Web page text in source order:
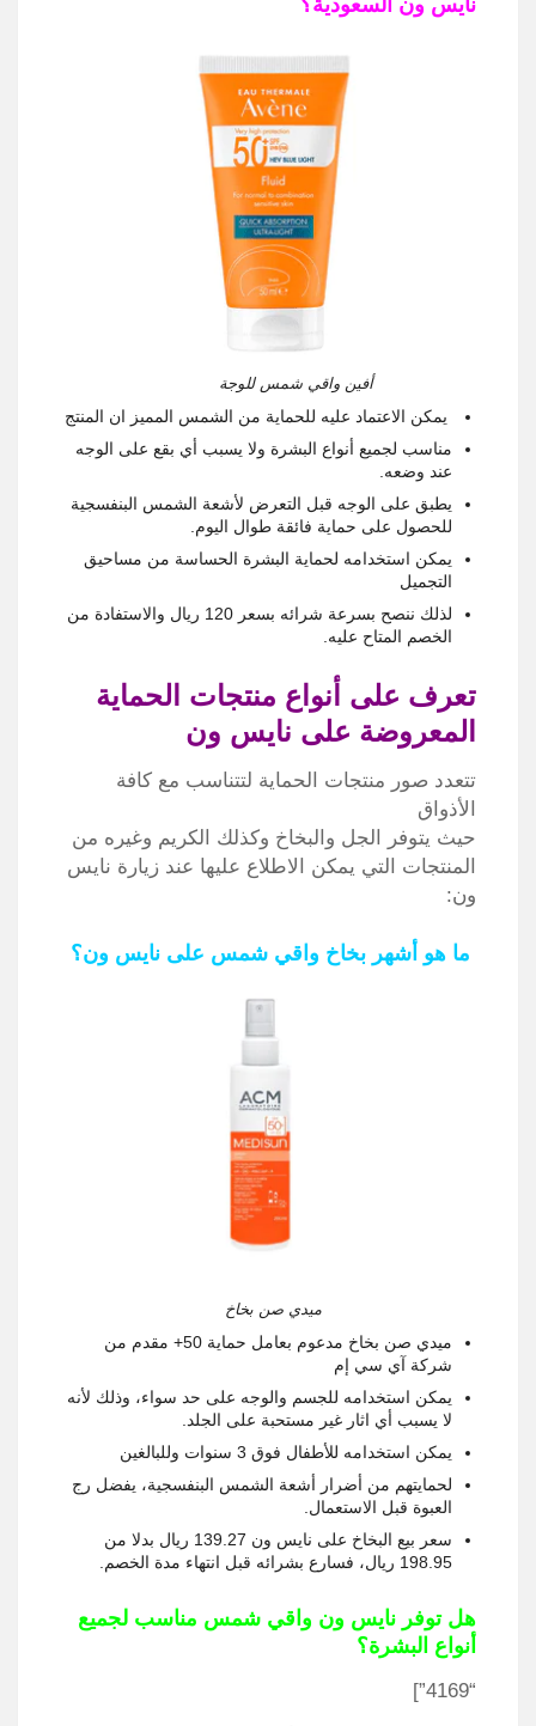
أفين واقي شمس للوجة
يمكن الاعتماد عليه للحماية من الشمس المميز ان المنتج
مناسب لجميع أنواع البشرة ولا يسبب أي بقع على الوجه
عند وضعه.
يطبق على الوجه قبل التعرض لأشعة الشمس البنفسجية
للحصول على حماية فائقة طوال اليوم.
يمكن استخدامه لحماية البشرة الحساسة من مساحيق
التجميل
لذلك ننصح بسرعة شرائه بسعر 120 ريال والاستفادة من
الخصم المتاح عليه.
تعرف على أنواع منتجات الحماية
المعروضة على نايس ون
تتعدد صور منتجات الحماية لتتناسب مع كافة
الأذواق
حيث يتوفر الجل والبخاخ وكذلك الكريم وغيره من
المنتجات التي يمكن الاطلاع عليها عند زيارة نايس
ون:
ما هو أشهر بخاخ واقي شمس على نايس ون؟
ميدي صن بخاخ
ميدي صن بخاخ مدعوم بعامل حماية 50+ مقدم من
شركة آي سي إم
يمكن استخدامه للجسم والوجه على حد سواء، وذلك لأنه
لا يسبب أي اثار غير مستحبة على الجلد.
يمكن استخدامه للأطفال فوق 3 سنوات وللبالغين
لحمايتهم من أضرار أشعة الشمس البنفسجية، يفضل رج
العبوة قبل الاستعمال.
سعر بيع البخاخ على نايس ون 139.27 ريال بدلا من
198.95 ريال، فسارع بشرائه قبل انتهاء مدة الخصم.
هل توفر نايس ون واقي شمس مناسب لجميع
أنواع البشرة؟
“4169”]